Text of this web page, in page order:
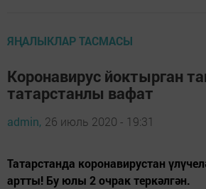
ЯҢАЛЫКЛАР ТАСМАСЫ
Коронавирус йоктырган
татарстанлы вафат
admin, 26 июль 2020 - 19:31
Татарстанда коронавирустан
артты! Бу юлы 2 очрак теркәлгән.